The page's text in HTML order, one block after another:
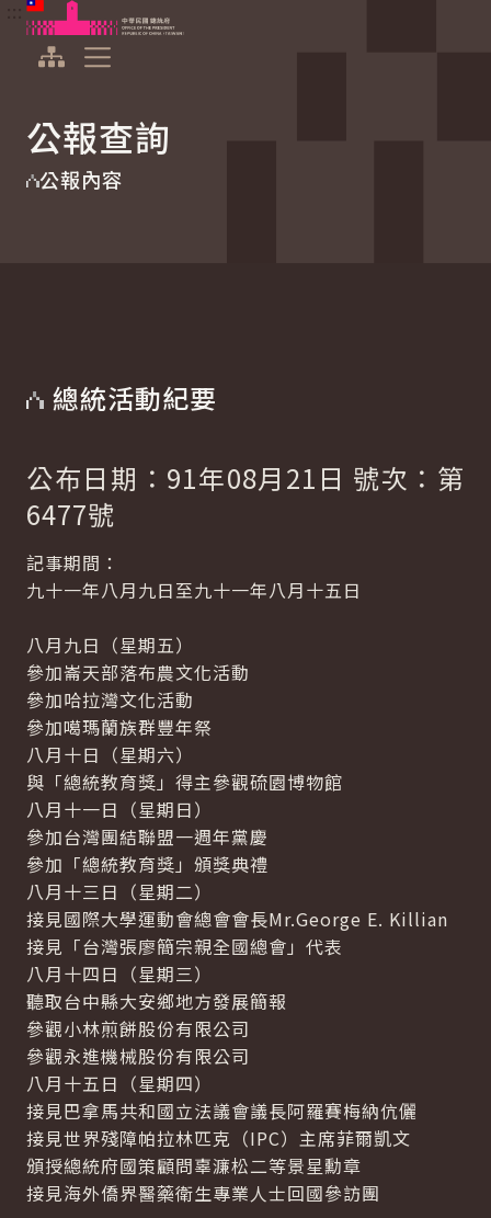
跳到主要內容
中華民國總統府
公報查詢
公報內容
總統活動紀要
公布日期：91年08月21日 號次：第
6477號
記事期間：
九十一年八月九日至九十一年八月十五日
八月九日（星期五）
參加崙天部落布農文化活動
參加哈拉灣文化活動
參加噶瑪蘭族群豐年祭
八月十日（星期六）
與「總統教育獎」得主參觀硫園博物館
八月十一日（星期日）
參加台灣團結聯盟一週年黨慶
參加「總統教育獎」頒獎典禮
八月十三日（星期二）
接見國際大學運動會總會會長Mr.George E. Killian
接見「台灣張廖簡宗親全國總會」代表
八月十四日（星期三）
聽取台中縣大安鄉地方發展簡報
參觀小林煎餅股份有限公司
參觀永進機械股份有限公司
八月十五日（星期四）
接見巴拿馬共和國立法議會議長阿羅賽梅納伉儷
接見世界殘障帕拉林匹克（IPC）主席菲爾凱文
頒授總統府國策顧問辜濂松二等景星勳章
接見海外僑界醫藥衛生專業人士回國參訪團